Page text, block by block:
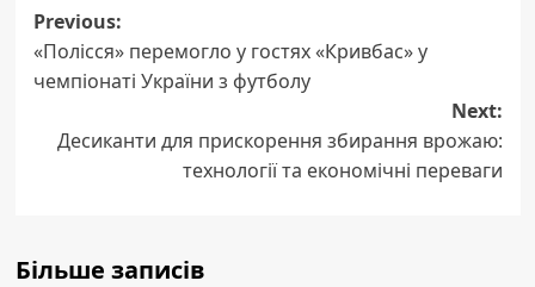
Post
navigation
Previous:
«Полісся» перемогло у гостях «Кривбас» у
чемпіонаті України з футболу
Next:
Десиканти для прискорення збирання врожаю:
технології та економічні переваги
Більше записів